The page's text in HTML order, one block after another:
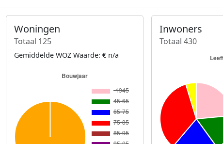
Woningen
Totaal 125
Gemiddelde WOZ Waarde: € n/a
Inwoners
Totaal 430